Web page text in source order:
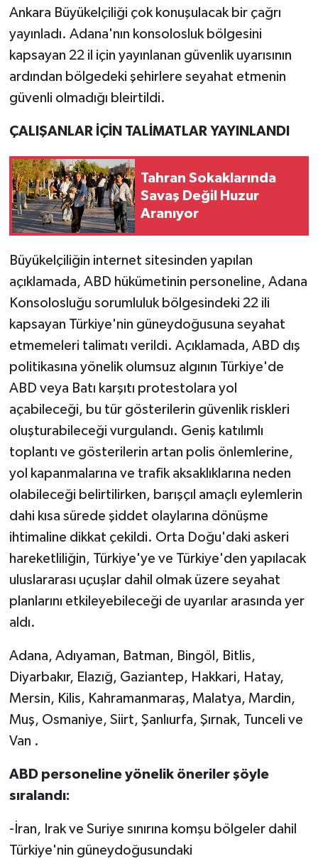
Ankara Büyükelçiliği çok konuşulacak bir çağrı
yayınladı. Adana'nın konsolosluk bölgesini
kapsayan 22 il için yayınlanan güvenlik uyarısının
ardından bölgedeki şehirlere seyahat etmenin
güvenli olmadığı bleirtildi.
ÇALIŞANLAR İÇİN TALİMATLAR YAYINLANDI
Tahran Sokaklarında
Savaş Değil Huzur
Aranıyor
Büyükelçiliğin internet sitesinden yapılan
açıklamada, ABD hükümetinin personeline, Adana
Konsolosluğu sorumluluk bölgesindeki 22 ili
kapsayan Türkiye'nin güneydoğusuna seyahat
etmemeleri talimatı verildi. Açıklamada, ABD dış
politikasına yönelik olumsuz algının Türkiye'de
ABD veya Batı karşıtı protestolara yol
açabileceği, bu tür gösterilerin güvenlik riskleri
oluşturabileceği vurgulandı. Geniş katılımlı
toplantı ve gösterilerin artan polis önlemlerine,
yol kapanmalarına ve trafik aksaklıklarına neden
olabileceği belirtilirken, barışçıl amaçlı eylemlerin
dahi kısa sürede şiddet olaylarına dönüşme
ihtimaline dikkat çekildi. Orta Doğu'daki askeri
hareketliliğin, Türkiye'ye ve Türkiye'den yapılacak
uluslararası uçuşlar dahil olmak üzere seyahat
planlarını etkileyebileceği de uyarılar arasında yer
aldı.
Adana, Adıyaman, Batman, Bingöl, Bitlis,
Diyarbakır, Elazığ, Gaziantep, Hakkari, Hatay,
Mersin, Kilis, Kahramanmaraş, Malatya, Mardin,
Muş, Osmaniye, Siirt, Şanlıurfa, Şırnak, Tunceli ve
Van .
ABD personeline yönelik öneriler şöyle
sıralandı:
-İran, Irak ve Suriye sınırına komşu bölgeler dahil
Türkiye'nin güneydoğusundaki